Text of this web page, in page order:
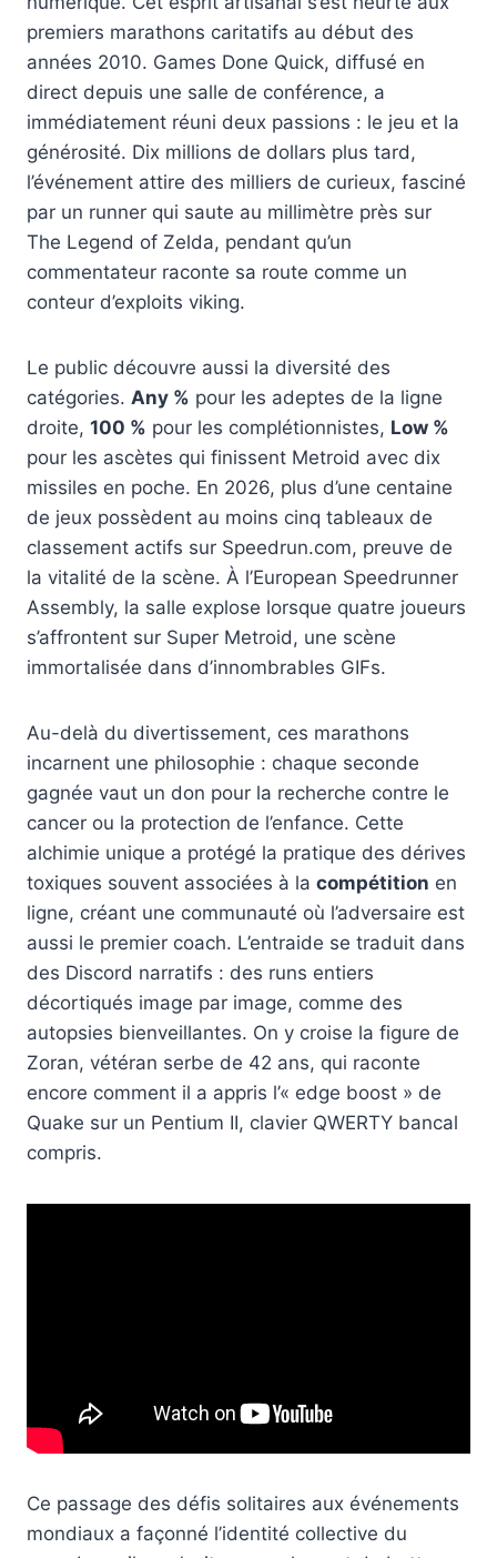
premiers marathons caritatifs au début des
années 2010. Games Done Quick, diffusé en
direct depuis une salle de conférence, a
immédiatement réuni deux passions : le jeu et la
générosité. Dix millions de dollars plus tard,
l’événement attire des milliers de curieux, fasciné
par un runner qui saute au millimètre près sur
The Legend of Zelda, pendant qu’un
commentateur raconte sa route comme un
conteur d’exploits viking.
Le public découvre aussi la diversité des
catégories. Any % pour les adeptes de la ligne
droite, 100 % pour les complétionnistes, Low %
pour les ascètes qui finissent Metroid avec dix
missiles en poche. En 2026, plus d’une centaine
de jeux possèdent au moins cinq tableaux de
classement actifs sur Speedrun.com, preuve de
la vitalité de la scène. À l’European Speedrunner
Assembly, la salle explose lorsque quatre joueurs
s’affrontent sur Super Metroid, une scène
immortalisée dans d’innombrables GIFs.
Au-delà du divertissement, ces marathons
incarnent une philosophie : chaque seconde
gagnée vaut un don pour la recherche contre le
cancer ou la protection de l’enfance. Cette
alchimie unique a protégé la pratique des dérives
toxiques souvent associées à la compétition en
ligne, créant une communauté où l’adversaire est
aussi le premier coach. L’entraide se traduit dans
des Discord narratifs : des runs entiers
décortiqués image par image, comme des
autopsies bienveillantes. On y croise la figure de
Zoran, vétéran serbe de 42 ans, qui raconte
encore comment il a appris l’« edge boost » de
Quake sur un Pentium II, clavier QWERTY bancal
compris.
Ce passage des défis solitaires aux événements
mondiaux a façonné l’identité collective du